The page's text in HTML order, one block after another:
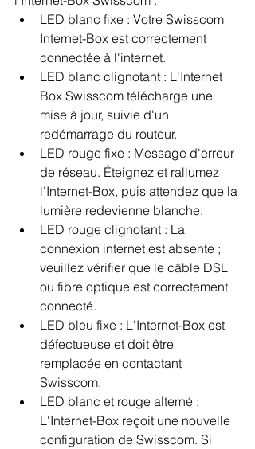
LED blanc fixe : Votre Swisscom
Internet-Box est correctement
connectée à l'internet.
LED blanc clignotant : L'Internet
Box Swisscom télécharge une
mise à jour, suivie d'un
redémarrage du routeur.
LED rouge fixe : Message d'erreur
de réseau. Éteignez et rallumez
l'Internet-Box, puis attendez que la
lumière redevienne blanche.
LED rouge clignotant : La
connexion internet est absente ;
veuillez vérifier que le câble DSL
ou fibre optique est correctement
connecté.
LED bleu fixe : L'Internet-Box est
défectueuse et doit être
remplacée en contactant
Swisscom.
LED blanc et rouge alterné :
L'Internet-Box reçoit une nouvelle
configuration de Swisscom. Si